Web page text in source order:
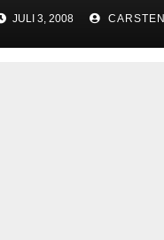
JULI 3, 2008 CARSTEN